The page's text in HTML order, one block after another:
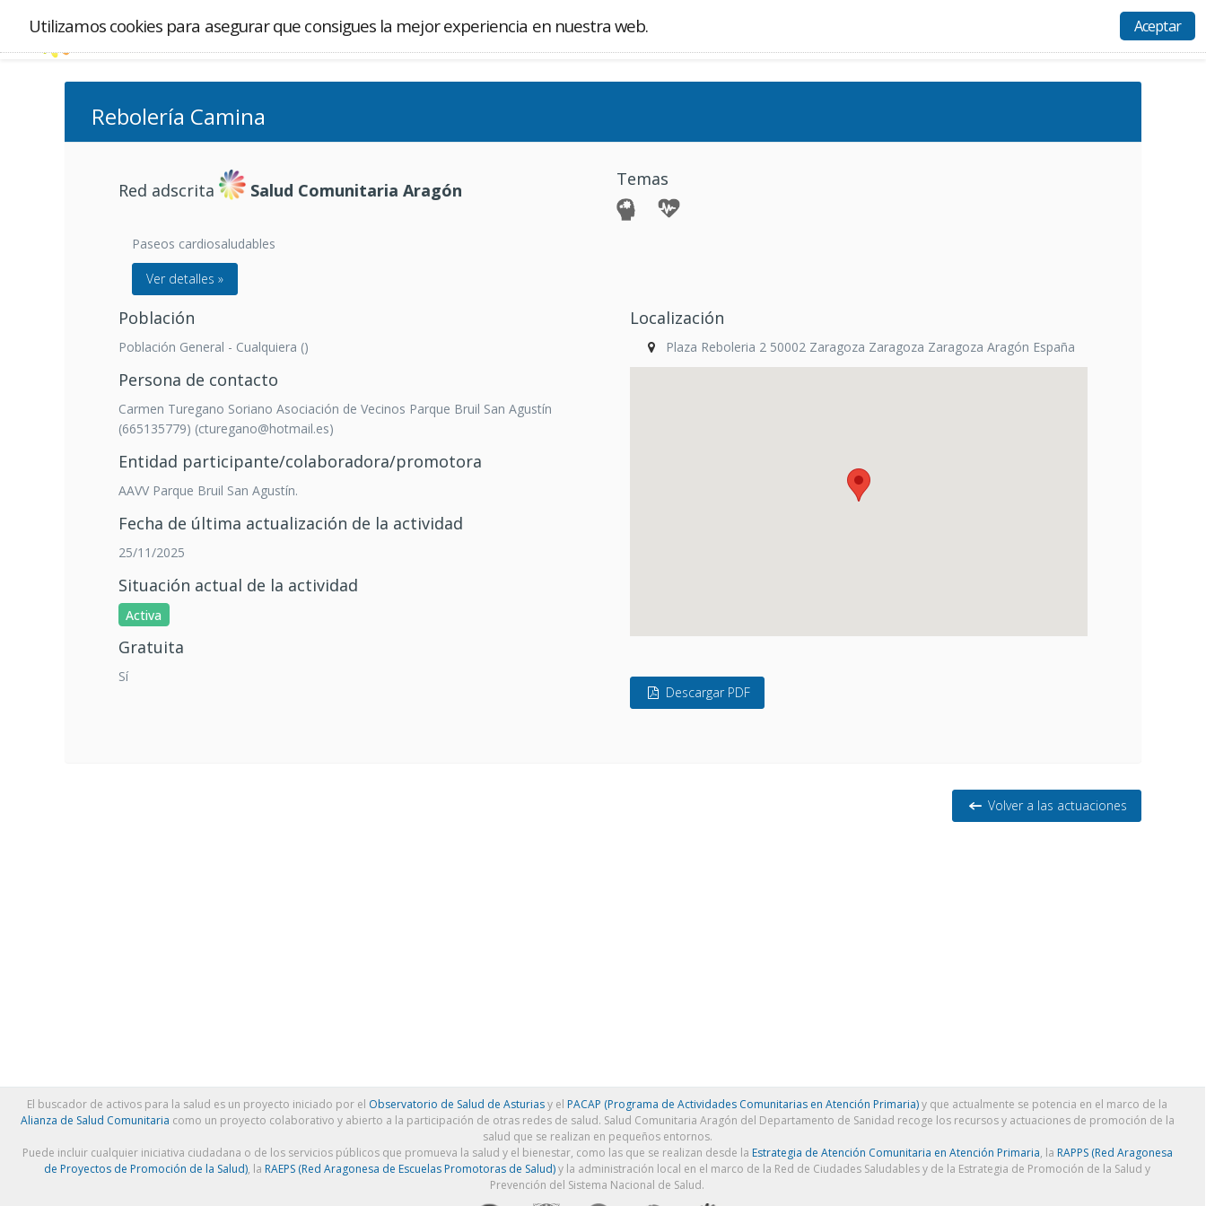
Utilizamos cookies para asegurar que consigues la mejor experiencia en nuestra web. Aceptar
Acceso
Rebolería Camina
Red adscrita Salud Comunitaria Aragón
Temas
Paseos cardiosaludables
Ver detalles »
Población
Población General - Cualquiera ()
Persona de contacto
Carmen Turegano Soriano Asociación de Vecinos Parque Bruil San Agustín
(665135779) (cturegano@hotmail.es)
Entidad participante/colaboradora/promotora
AAVV Parque Bruil San Agustín.
Fecha de última actualización de la actividad
25/11/2025
Situación actual de la actividad
Activa
Gratuita
Sí
Localización
Plaza Reboleria 2 50002 Zaragoza Zaragoza Zaragoza Aragón España
Descargar PDF
Volver a las actuaciones
El buscador de activos para la salud es un proyecto iniciado por el Observatorio de Salud de Asturiasy el PACAP (Programa de Actividades Comunitarias en Atención Primaria)y que actualmente se potencia en el marco de la
Alianza de Salud Comunitaria como un proyecto colaborativo y abierto a la participación de otras redes de salud. Salud Comunitaria Aragón del Departamento de Sanidad recoge los recursos y actuaciones de promoción de la
salud que se realizan en pequeños entornos.
Puede incluir cualquier iniciativa ciudadana o de los servicios públicos que promueva la salud y el bienestar, como las que se realizan desde la Estrategia de Atención Comunitaria en Atención Primaria, la RAPPS (Red Aragonesa
de Proyectos de Promoción de la Salud), la RAEPS (Red Aragonesa de Escuelas Promotoras de Salud)y la administración local en el marco de la Red de Ciudades Saludables y de la Estrategia de Promoción de la Salud y
Prevención del Sistema Nacional de Salud.